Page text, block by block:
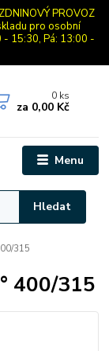
PROVOZ
pro osobní
15:30, Pá: 13:00 -
Menu
Hledat
0 ks
za 0,00 Kč
315
400/315